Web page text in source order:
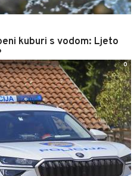
kuburi s vodom: Ljeto
0